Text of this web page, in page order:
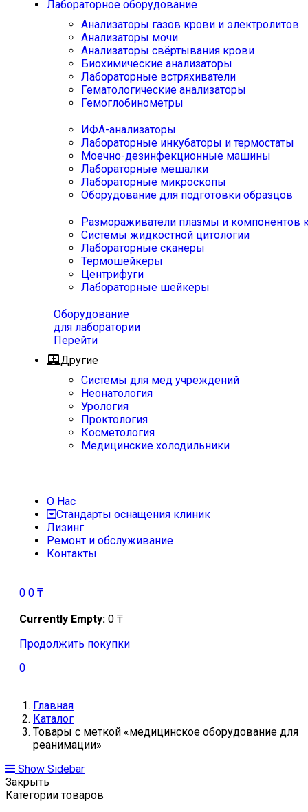
Лабораторное оборудование
Анализаторы газов крови и электролитов
Анализаторы мочи
Анализаторы свёртывания крови
Биохимические анализаторы
Лабораторные встряхиватели
Гематологические анализаторы
Гемоглобинометры
ИФА-анализаторы
Лабораторные инкубаторы и термостаты
Моечно-дезинфекционные машины
Лабораторные мешалки
Лабораторные микроскопы
Оборудование для подготовки образцов
Размораживатели плазмы и компонентов
Системы жидкостной цитологии
Лабораторные сканеры
Термошейкеры
Центрифуги
Лабораторные шейкеры
Оборудование
для лаборатории
Перейти
Другие
Системы для мед учреждений
Неонатология
Урология
Проктология
Косметология
Медицинские холодильники
О Нас
Стандарты оснащения клиник
Лизинг
Ремонт и обслуживание
Контакты
0 0 ₸
Currently Empty: 0 ₸
Продолжить покупки
0
Главная
Каталог
Товары с меткой «медицинское оборудование для
реанимации»
Show Sidebar
Закрыть
Категории товаров